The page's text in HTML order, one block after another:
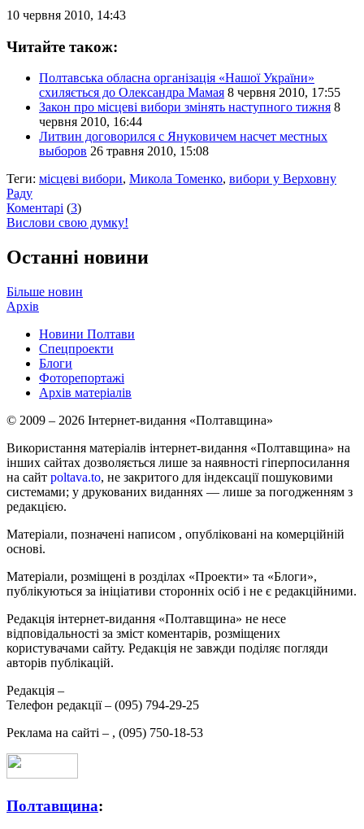
10 червня 2010, 14:43
Читайте також:
Полтавська обласна організація «Нашої України»
схиляється до Олександра Мамая 8 червня 2010, 17:55
Закон про місцеві вибори змінять наступного тижня 8
червня 2010, 16:44
Литвин договорился с Януковичем насчет местных
выборов 26 травня 2010, 15:08
Теги: місцеві вибори, Микола Томенко, вибори у Верховну
Раду
Коментарі (3)
Вислови свою думку!
Останні новини
Більше новин
Архів
Новини Полтави
Спецпроекти
Блоги
Фоторепортажі
Архів матеріалів
© 2009 – 2026 Інтернет-видання «Полтавщина»
Використання матеріалів інтернет-видання «Полтавщина» на
інших сайтах дозволяється лише за наявності гіперпосилання
на сайт poltava.to, не закритого для індексації пошуковими
системами; у друкованих виданнях — лише за погодженням з
редакцією.
Матеріали, позначені написом , опубліковані на комерційній
основі.
Матеріали, розміщені в розділах «Проекти» та «Блоги»,
публікуються за ініціативи сторонніх осіб і не є редакційними.
Редакція інтернет-видання «Полтавщина» не несе
відповідальності за зміст коментарів, розміщених
користувачами сайту. Редакція не завжди поділяє погляди
авторів публікацій.
Редакція –
Телефон редакції – (095) 794-29-25
Реклама на сайті – , (095) 750-18-53
Полтавщина: